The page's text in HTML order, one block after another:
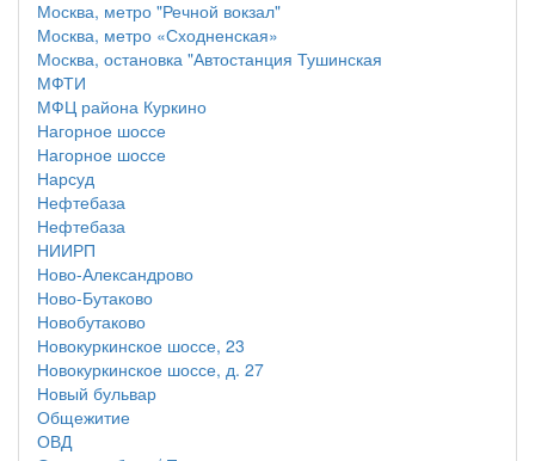
Москва, метро "Речной вокзал"
Москва, метро «Сходненская»
Москва, остановка "Автостанция Тушинская
МФТИ
МФЦ района Куркино
Нагорное шоссе
Нагорное шоссе
Нарсуд
Нефтебаза
Нефтебаза
НИИРП
Ново-Александрово
Ново-Бутаково
Новобутаково
Новокуркинское шоссе, 23
Новокуркинское шоссе, д. 27
Новый бульвар
Общежитие
ОВД